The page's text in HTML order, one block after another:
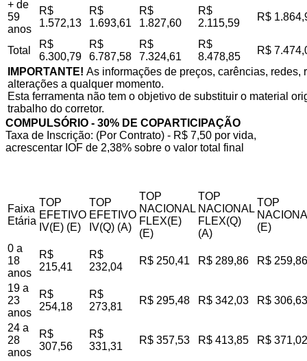
+ de
59
anos
R$
1.572,13
R$
1.693,61
R$
1.827,60
R$
2.115,59
R$
Total
R$
6.300,79
R$
6.787,58
R$
7.324,61
R$
8.478,85
R$
IMPORTANTE! As informações de preços, carências,
alterações a qualquer momento.
Esta ferramenta não tem o objetivo de substituir o material
trabalho do corretor.
COMPULSÓRIO - 30% DE COPARTICIPAÇÃO
Taxa de Inscrição: (Por Contrato) - R$ 7,50 por vida,
acrescentar IOF de 2,38% sobre o valor total final
Faixa
Etária
TOP
EFETIVO
IV(E) (E)
TOP
EFETIVO
IV(Q) (A)
TOP
NACIONAL
FLEX(E)
(E)
TOP
NACIONAL
FLEX(Q)
(A)
TOP
(E)
0 a
18
anos
R$
215,41
R$
232,04
R$ 250,41 R$ 289,86 R$ 259,86
19 a
23
anos
R$
254,18
R$
273,81
R$ 295,48 R$ 342,03 R$ 306,63
24 a
28
anos
R$
307,56
R$
331,31
R$ 357,53 R$ 413,85 R$ 371,02